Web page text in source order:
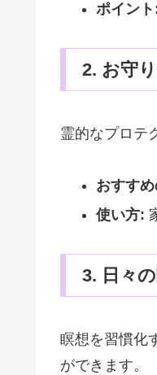
ポイン
2. お守
霊的なプロテ
おすす
使い方:
3. 日々
瞑想を習慣化
ができます。